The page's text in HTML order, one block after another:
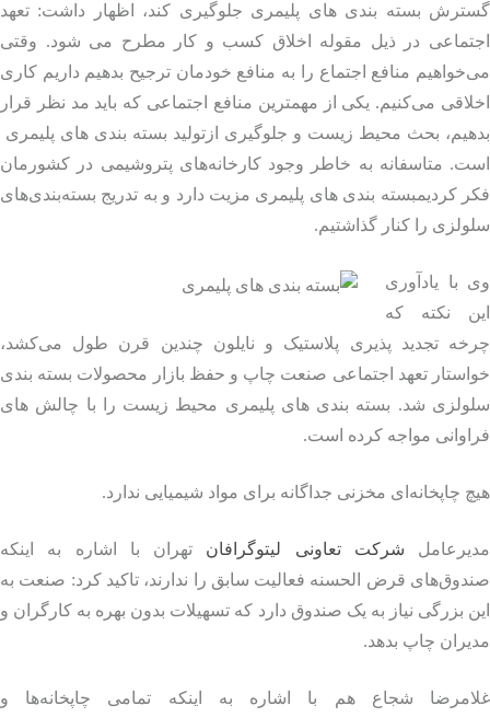
بسته‌ بندی‌ های پلیمری جلوگیری کند، اظهار داشت: تعهد
در ذیل مقوله اخلاق کسب و کار مطرح می شود. وقتی
منافع اجتماع را به منافع خودمان ترجیح بدهیم داریم کاری
می‌کنیم. یکی از مهمترین منافع اجتماعی که باید مد نظر قرار
بحث محیط زیست و جلوگیری ازتولید بسته‌ بندی‌ های پلیمری
متاسفانه به خاطر وجود کارخانه‌های پتروشیمی در کشورمان
کردیمبسته‌ بندی‌ های پلیمری مزیت دارد و به تدریج بسته‌بندی‌های
را کنار گذاشتیم.
با یادآوری
نکته که
تجدید پذیری پلاستیک و نایلون چندین قرن طول می‌کشد،
تعهد اجتماعی صنعت چاپ و حفظ بازار محصولات بسته بندی
شد. بسته‌ بندی‌ های پلیمری محیط زیست را با چالش های
مواجه کرده است.
چاپخانه‌ای مخزنی جداگانه برای مواد شیمیایی ندارد.
شرکت تعاونی لیتوگرافانتهران با اشاره به اینکه
قرض الحسنه فعالیت سابق را ندارند، تاکید کرد: صنعت به
بزرگی نیاز به یک صندوق دارد که تسهیلات بدون بهره به کارگران و
چاپ بدهد.
شجاع هم با اشاره به اینکه تمامی چاپخانه‌ها و